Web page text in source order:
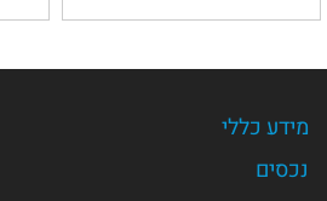
מידע כללי
נכסים